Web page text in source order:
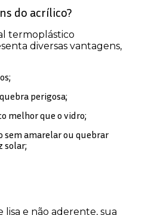
do acrílico?
termoplástico
diversas vantagens,
quebra perigosa;
melhor que o vidro;
solar;
e não aderente, sua